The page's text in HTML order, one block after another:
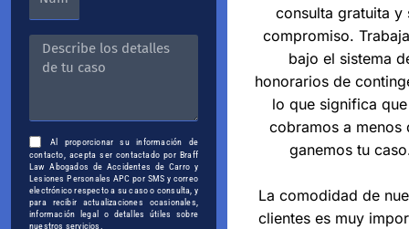
Al proporcionar su información de
contacto, acepta ser contactado por Braff
Law Abogados de Accidentes de Carro y
Lesiones Personales APC por SMS y correo
electrónico respecto a su caso o consulta, y
para recibir actualizaciones ocasionales,
información legal o detalles útiles sobre
nuestros servicios.
consulta gratuita y
compromiso.
bajo el sistema
honorarios de
lo que significa
cobramos a menos
ganemos tu
La comodidad de
clientes es muy